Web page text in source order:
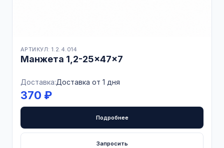
АРТИКУЛ: 1.2.4.014
Манжета 1,2-25×47×7
Доставка:Доставка от 1 дня
370 ₽
Подробнее
Запросить